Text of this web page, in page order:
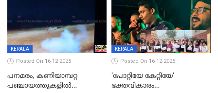
KERALA
Posted On 16-12-2025
പനമരം, കണിയാമ്പറ്റ
പഞ്ചായത്തുകളിൽ
KERALA
Posted On 16-12-2025
‘പോറ്റിയേ കേറ്റിയേ’
ഭക്തവികാരം